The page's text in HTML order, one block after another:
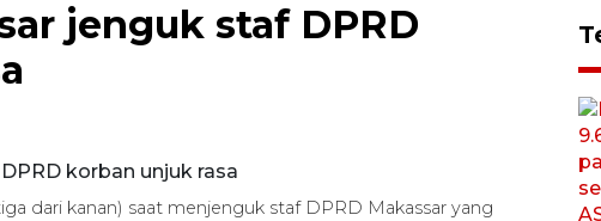
jenguk staf DPRD
dari kanan) saat menjenguk staf DPRD Makassar yang